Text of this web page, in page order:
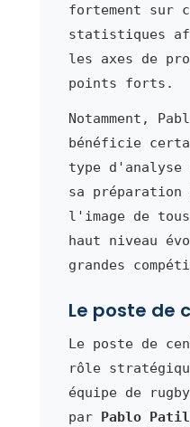
fortement sur
statistiques
les axes de
points forts.
Notamment,
bénéficie
type d'analyse
sa préparation
l'image de
haut niveau
grandes
Le poste de
Le poste de
rôle
équipe de
par Pablo